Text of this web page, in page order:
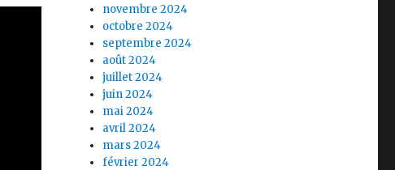
novembre 2024
octobre 2024
septembre 2024
août 2024
juillet 2024
juin 2024
mai 2024
avril 2024
mars 2024
février 2024